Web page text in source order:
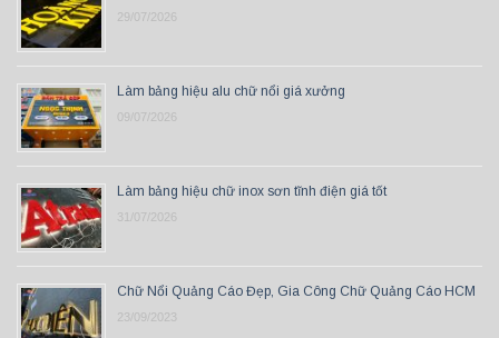
29/07/2026
Làm bảng hiệu alu chữ nổi giá xưởng
09/07/2026
Làm bảng hiệu chữ inox sơn tĩnh điện giá tốt
31/07/2026
Chữ Nổi Quảng Cáo Đẹp, Gia Công Chữ Quảng Cáo HCM
23/09/2023